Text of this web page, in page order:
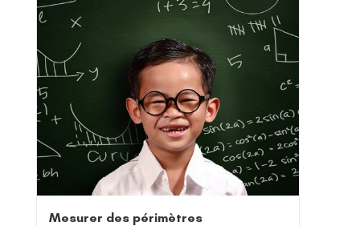
Mesurer des périmètres